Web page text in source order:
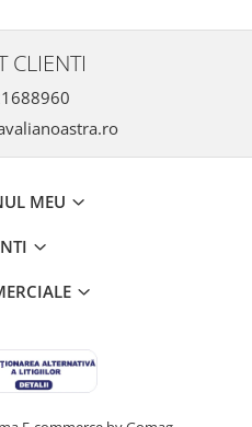
CLIENTI
MEU